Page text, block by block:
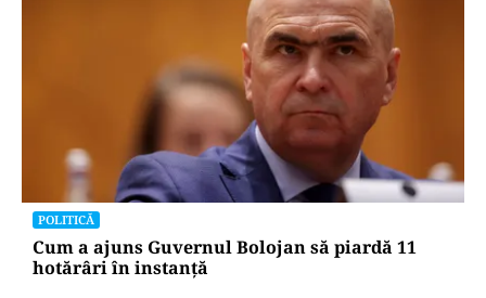
POLITICĂ
Cum a ajuns Guvernul Bolojan să piardă 11
hotărâri în instanță